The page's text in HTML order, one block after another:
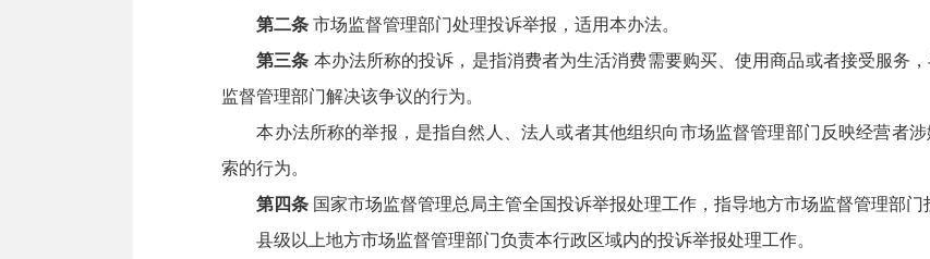
第二条 市场监督管理部门处理投诉举报，适用本办法。
第三条 本办法所称的投诉，是指消费者为生活消费需要购买、使用商品或者接受服务
监督管理部门解决该争议的行为。
本办法所称的举报，是指自然人、法人或者其他组织向市场监督管理部门反映经营者涉
索的行为。
第四条 国家市场监督管理总局主管全国投诉举报处理工作，指导地方市场监督管理部门
县级以上地方市场监督管理部门负责本行政区域内的投诉举报处理工作。